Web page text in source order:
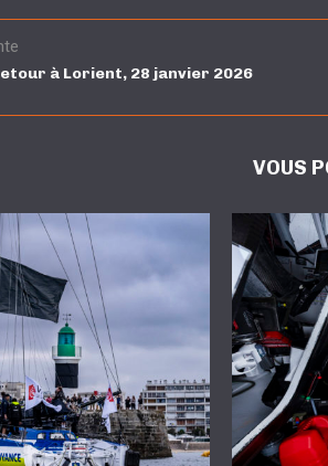
à Lorient, 28 janvier 2026
VOUS